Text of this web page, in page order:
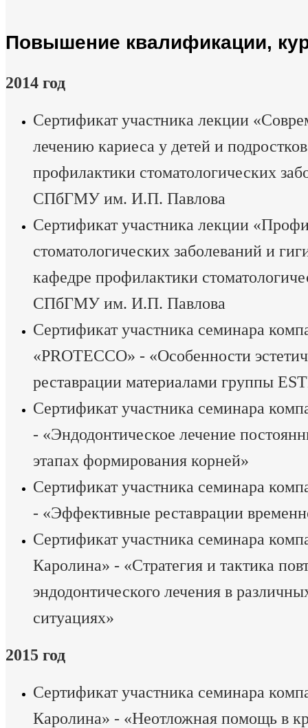
Повышение квалификации,
2014 год
Сертификат участника лекции
лечению кариеса у детей и
профилактики стоматологических
СПбГМУ им. И.П. Павлова
Сертификат участника лекции
стоматологических заболеваний и
кафедре профилактики
СПбГМУ им. И.П. Павлова
Сертификат участника семинара
«PROTECCO» - «Особенности
реставрации материалами группы
Сертификат участника семинара
- «Эндодонтическое лечение
этапах формирования корней»
Сертификат участника семинара
- «Эффективные реставрации
Сертификат участника семинара
Каролина» - «Стратегия и тактика
эндодонтического лечения в
ситуациях»
2015 год
Сертификат участника семинара
Каролина» - «Неотложная помощь в